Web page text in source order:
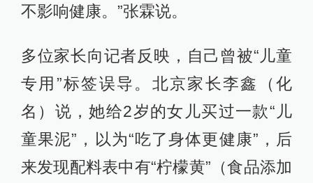
不影响健康。”张霖说。
多位家长向记者反映，自己曾被“儿童
专用”标签误导。北京家长李鑫（化
名）说，她给2岁的女儿买过一款“儿
童果泥”，以为“吃了身体更健康”，后
来发现配料表中有“柠檬黄”（食品添加